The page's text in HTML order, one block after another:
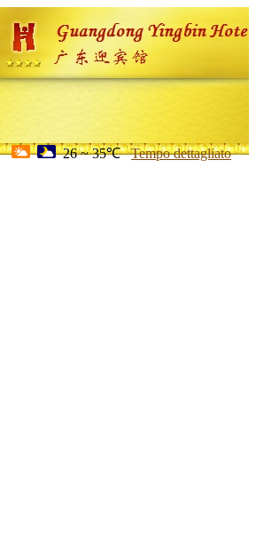
26 ~ 35℃ Tempo dettagliato